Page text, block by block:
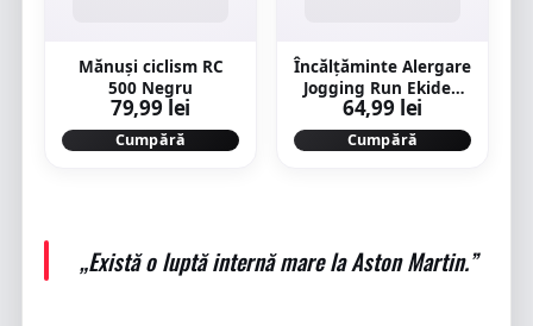
Mănuşi ciclism RC
500 Negru
79,99 lei
Cumpără
Încălțăminte Alergare
Jogging Run Ekiden
One Gri Bărbați
64,99 lei
Cumpără
„Există o luptă internă mare la Aston Martin.”